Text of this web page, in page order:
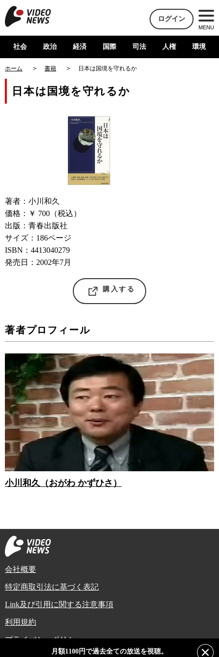
ログイン
MENU
社会 政治 経済 国際 司法 人権 環境
ホーム 書籍 日本は国境を守れるか
日本は国境を守れるか
著者：小川和久
価格：￥ 700（税込）
出版：青春出版社
サイズ：186ページ
ISBN：4413040279
発売日：2002年7月
購入する
著者プロフィール
小川和久（おがわ かずひさ）
会社概要
特定商取引法に基づく表記
Link及び引用に関する注意事項
利用規約
プライバシーポリシー
月額1100円で過去全ての放送を視聴。